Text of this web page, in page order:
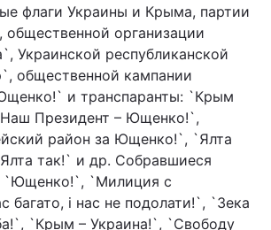
флаги Украины и Крыма, партии
общественной организации
Украинской республиканской
общественной кампании
и транспаранты: `Крым
Президент – Ющенко!`,
район за Ющенко!`, `Ялта
так!` и др. Собравшиеся
`Ющенко!`, `Милиция с
багато, і нас не подолати!`, `Зека
`Крым – Украина!`, `Свободу